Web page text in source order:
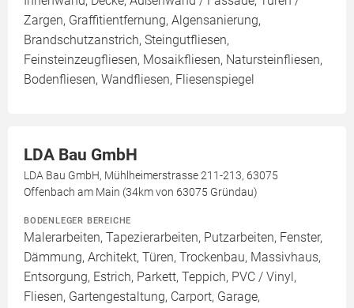
Zargen, Graffitientfernung, Algensanierung,
Brandschutzanstrich, Steingutfliesen,
Feinsteinzeugfliesen, Mosaikfliesen, Natursteinfliesen,
Bodenfliesen, Wandfliesen, Fliesenspiegel
LDA Bau GmbH
LDA Bau GmbH, Mühlheimerstrasse 211-213, 63075
Offenbach am Main (34km von 63075 Gründau)
BODENLEGER BEREICHE
Malerarbeiten, Tapezierarbeiten, Putzarbeiten, Fenster,
Dämmung, Architekt, Türen, Trockenbau, Massivhaus,
Entsorgung, Estrich, Parkett, Teppich, PVC / Vinyl,
Fliesen, Gartengestaltung, Carport, Garage,